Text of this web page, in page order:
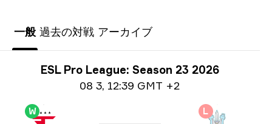
一般 過去の対戦 アーカイブ
トーナメント情報
ESL Pro League: Season 23 2026
08 3, 12:39 GMT +2
W L